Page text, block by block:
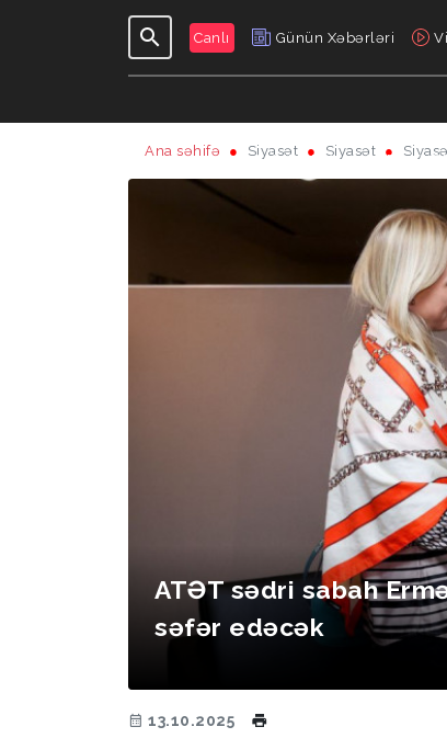
Canlı Günün Xəbərləri
GÜNDƏLIK
Ana səhifə Siyasət Siyasət
ATƏT sədri sabah
səfər edəcək
13.10.2025